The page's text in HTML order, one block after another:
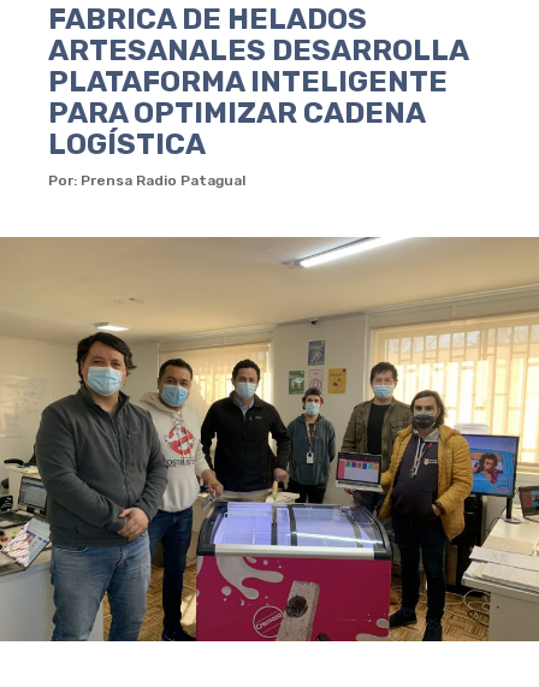
FABRICA DE HELADOS
ARTESANALES DESARROLLA
PLATAFORMA INTELIGENTE
PARA OPTIMIZAR CADENA
LOGÍSTICA
Por: Prensa Radio Patagual